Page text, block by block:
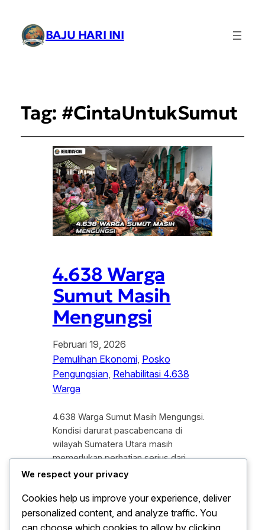
BAJU HARI INI
Tag: #CintaUntukSumut
4.638 Warga
Sumut Masih
Mengungsi
Februari 19, 2026
Pemulihan Ekonomi, Posko
Pengungsian, Rehabilitasi 4.638
Warga
4.638 Warga Sumut Masih Mengungsi.
Kondisi darurat pascabencana di
wilayah Sumatera Utara masih
memerlukan perhatian serius dari
berbagai pihak setelah tercatat
di tenda-tenda pengungsian. Angka ini
mencakup ribuan keluarga yang
kehilangan tempat tinggal akibat
We respect your privacy
Cookies help us improve your experience, deliver
personalized content, and analyze traffic. You
can choose which cookies to allow by clicking